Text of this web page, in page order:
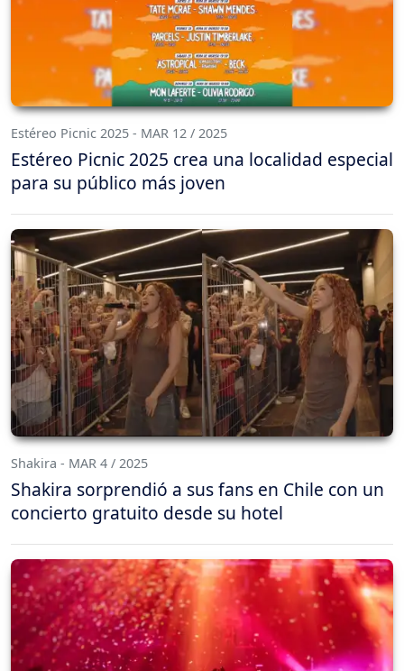
Estéreo Picnic 2025 - MAR 12 / 2025
Estéreo Picnic 2025 crea una localidad especial
para su público más joven
Shakira - MAR 4 / 2025
Shakira sorprendió a sus fans en Chile con un
concierto gratuito desde su hotel